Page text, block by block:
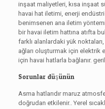
inşaat maliyetleri, kısa inşaat
havai hat iletimi, enerji
benimsenen ana iletim
bir havai iletim hattına atıfta
farklı alanlardaki yük
ağları oluşturmak için elektrik
için havai hatlarla bağlanır.
Sorunlar düşünün
Asma hatlarıdırmaruz
doğrudan etkilenir.. Yerel